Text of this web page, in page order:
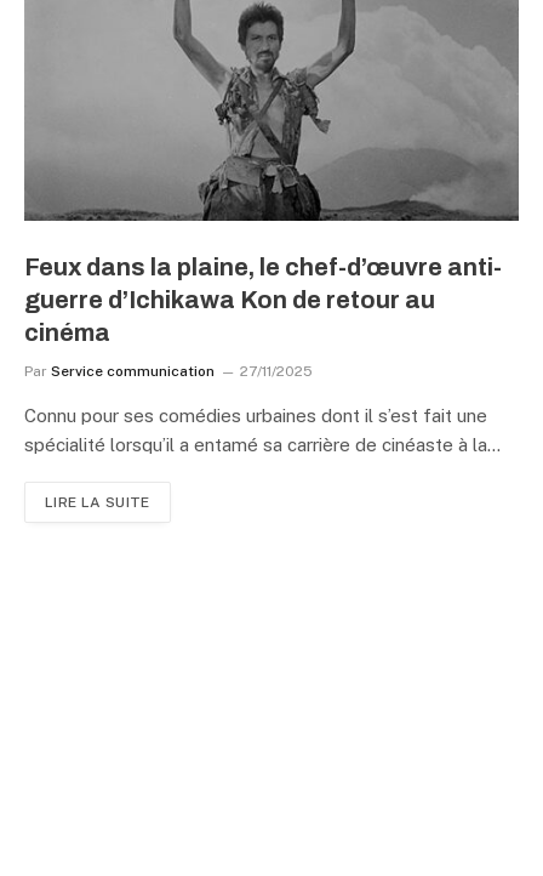
Feux dans la plaine, le chef-d’œuvre anti-
guerre d’Ichikawa Kon de retour au
cinéma
Par Service communication 27/11/2025
Connu pour ses comédies urbaines dont il s’est fait une
spécialité lorsqu’il a entamé sa carrière de cinéaste à la…
LIRE LA SUITE